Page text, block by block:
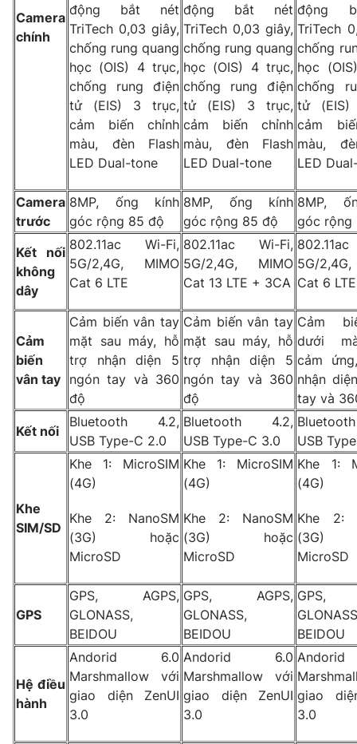
VTV4 Vươn mình bằng AI
VTV8
Liên hệ tòa soạn English
THỜI BÁO VTV
Theo dõi báo trên
Cơ quan chủ quản:Đài Truyền hình Việt Nam
Cơ quan báo chí:Thời báo VTV
Giấy phép hoạt động báo in và báo điện tử số 483/GP-BTTTT
cấp ngày 29/12/2023
Tổng Biên tập:
Vũ Thanh Thủy
Phó Tổng Biên tập:
Nguyễn Thị Mỹ Hạnh, Phạm Quốc Thắng,
Nguyễn Trọng Ninh
Tổng đài VTV:024.38 355 931 - 024.38 355 932
Ðiện thoại Thời báo VTV:024.66 897 897
toasoan@vtv.vn
® Cấm sao chép dưới mọi hình thức nếu không có sự chấp
Camera
chính
động bắt nét
TriTech 0,03 giây,
chống rung quang
học (OIS) 4 trục,
chống rung điện
tử (EIS) 3 trục,
cảm biến chỉnh
màu, đèn Flash
LED Dual-tone
động bắt nét
TriTech 0,03 giây,
chống rung quang
học (OIS) 4 trục,
chống rung điện
tử (EIS) 3 trục,
cảm biến chỉnh
màu, đèn Flash
LED Dual-tone
động
TriTech
chống
học
chống
tử
cảm
màu,
LED
Camera
trước
8MP, ống kính
góc rộng 85 độ
8MP, ống kính
góc rộng 85 độ
8MP,
góc rộng
Kết nối
không
dây
802.11ac Wi-Fi,
5G/2,4G, MIMO
Cat 6 LTE
802.11ac Wi-Fi,
5G/2,4G, MIMO
Cat 13 LTE + 3CA
5G/
Cat 6 LTE
Cảm
biến
vân tay
Cảm biến vân tay
mặt sau máy, hỗ
trợ nhận diện 5
ngón tay và 360
độ
Cảm biến vân tay
mặt sau máy, hỗ
trợ nhận diện 5
ngón tay và 360
độ
Cảm
dưới
cảm
nhận
tay và
Kết nối
Bluetooth 4.2,
USB Type-C 2.0
Bluetooth 4.2,
USB Type-C 3.0
USB
Khe
SIM/SD
Khe 1: MicroSIM
(4G)
Khe 2: NanoSM
(3G) hoặc
MicroSD
Khe 1: MicroSIM
(4G)
Khe 2: NanoSM
(3G) hoặc
MicroSD
Khe 1:
(4G)
Khe 2:
(3G)
MicroSD
GPS
GPS, AGPS,
GLONASS,
BEIDOU
GPS, AGPS,
GLONASS,
BEIDOU
GPS,
BEIDOU
Hệ điều
hành
Andorid 6.0
Marshmallow với
giao diện ZenUI
3.0
Andorid 6.0
Marshmallow với
giao diện ZenUI
3.0
giao
3.0